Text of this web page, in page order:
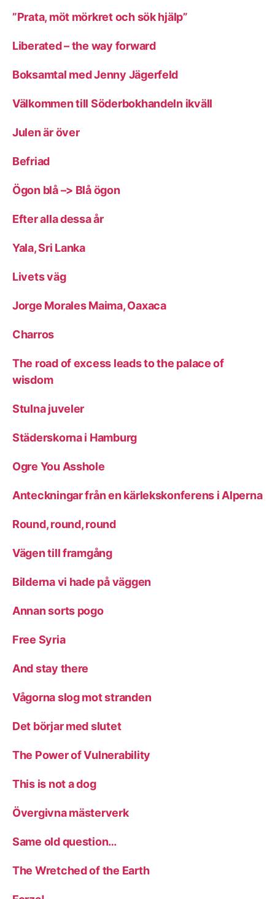
”Prata, möt mörkret och sök hjälp”
Liberated – the way forward
Boksamtal med Jenny Jägerfeld
Välkommen till Söderbokhandeln ikväll
Julen är över
Befriad
Ögon blå –> Blå ögon
Efter alla dessa år
Yala, Sri Lanka
Livets väg
Jorge Morales Maima, Oaxaca
Charros
The road of excess leads to the palace of
wisdom
Stulna juveler
Städerskorna i Hamburg
Ogre You Asshole
Anteckningar från en kärlekskonferens i Alperna
Round, round, round
Vägen till framgång
Bilderna vi hade på väggen
Annan sorts pogo
Free Syria
And stay there
Vågorna slog mot stranden
Det börjar med slutet
The Power of Vulnerability
This is not a dog
Övergivna mästerverk
Same old question…
The Wretched of the Earth